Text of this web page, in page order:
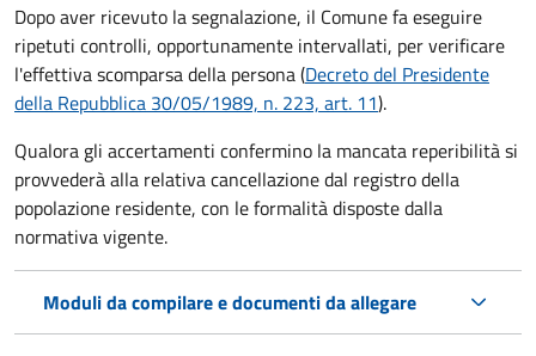
Dopo aver ricevuto la segnalazione, il Comune fa eseguire
ripetuti controlli, opportunamente intervallati, per verificare
l'effettiva scomparsa della persona (Decreto del Presidente
della Repubblica 30/05/1989, n. 223, art. 11).
Qualora gli accertamenti confermino la mancata reperibilità si
provvederà alla relativa cancellazione dal registro della
popolazione residente, con le formalità disposte dalla
normativa vigente.
Moduli da compilare e documenti da allegare